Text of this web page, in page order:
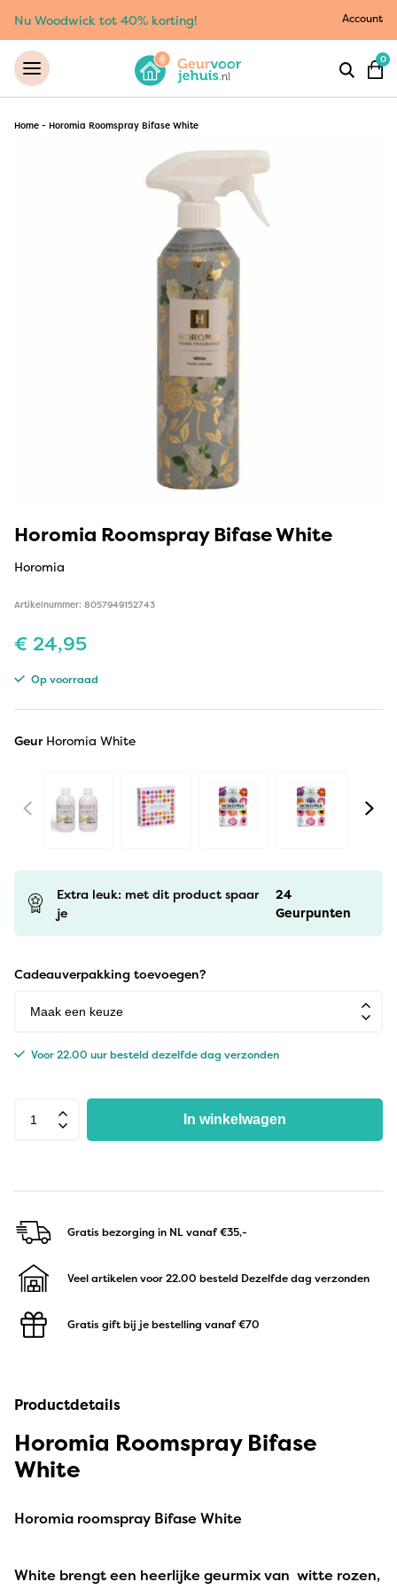
Nu Woodwick tot 40% korting! Account
0
Home - Horomia Roomspray Bifase White
Horomia Roomspray Bifase White
Horomia
Artikelnummer: 8057949152743
€ 24,95
Op voorraad
Geur Horomia White
Extra leuk: met dit product spaar
je
24
Geurpunten
Cadeauverpakking toevoegen?
Voor 22.00 uur besteld dezelfde dag verzonden
In winkelwagen
Gratis bezorging in NLvanaf €35,-
Veel artikelen voor 22.00 besteld Dezelfde dag verzonden
Gratis gift bij je bestelling vanaf €70
Productdetails
Horomia Roomspray Bifase
White
Horomia roomspray Bifase White
White brengt een heerlijke geurmix van witte rozen,